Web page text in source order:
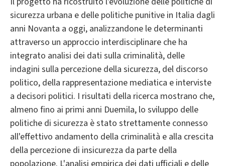
sicurezza urbana e delle politiche punitive in Italia dagli
anni Novanta a oggi, analizzandone le determinanti
attraverso un approccio interdisciplinare che ha
integrato analisi dei dati sulla criminalità, delle
indagini sulla percezione della sicurezza, del discorso
politico, della rappresentazione mediatica e interviste
a decisori politici. I risultati della ricerca mostrano che,
almeno fino ai primi anni Duemila, lo sviluppo delle
politiche di sicurezza è stato strettamente connesso
all'effettivo andamento della criminalità e alla crescita
della percezione di insicurezza da parte della